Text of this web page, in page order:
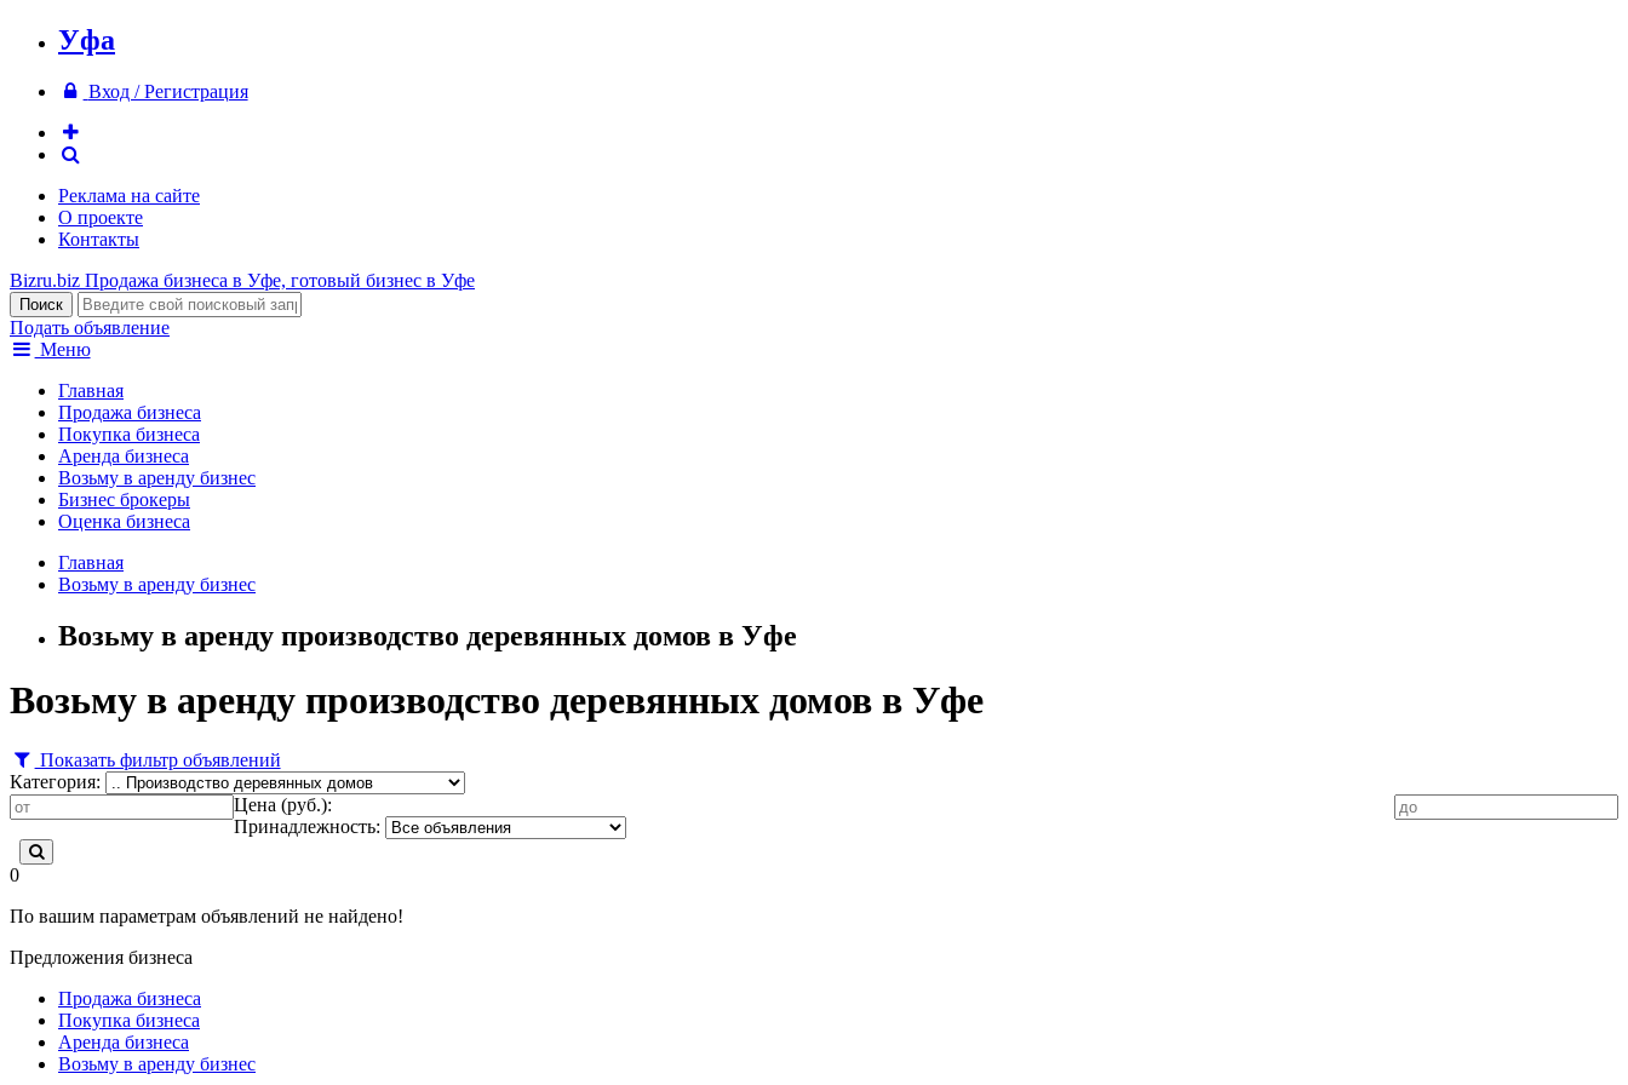
Уфа
Вход / Регистрация
Реклама на сайте
О проекте
Контакты
Bizru.biz Продажа бизнеса в Уфе, готовый бизнес в Уфе
Подать объявление
Меню
Главная
Продажа бизнеса
Покупка бизнеса
Аренда бизнеса
Возьму в аренду бизнес
Бизнес брокеры
Оценка бизнеса
Главная
Возьму в аренду бизнес
Возьму в аренду производство деревянных домов в Уфе
Возьму в аренду производство деревянных домов в Уфе
Показать фильтр объявлений
Категория:
Цена (руб.):
Принадлежность:
0
По вашим параметрам объявлений не найдено!
Предложения бизнеса
Продажа бизнеса
Покупка бизнеса
Аренда бизнеса
Возьму в аренду бизнес